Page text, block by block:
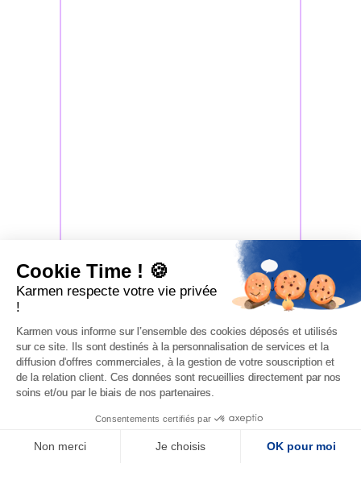
Cookie Time ! 🍪
Karmen respecte votre vie privée
!
Karmen vous informe sur l’ensemble des cookies déposés et utilisés
sur ce site. Ils sont destinés à la personnalisation de services et la
diffusion d'offres commerciales, à la gestion de votre souscription et
de la relation client. Ces données sont recueillies directement par nos
soins et/ou par le biais de nos partenaires.
Consentements certifiés par
Non merci Je choisis OK pour moi